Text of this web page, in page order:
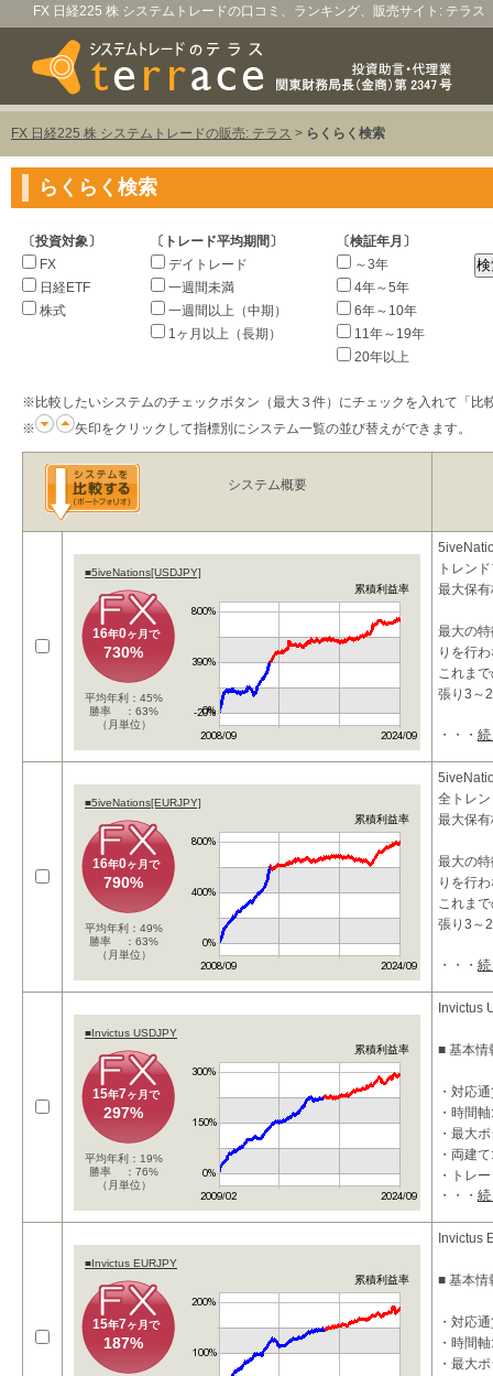
FX 日経225 株 システムトレードの口コミ、ランキング、販売サイト: テラス
FX 日経225 株 システムトレードの販売: テラス > らくらく検索
らくらく検索
〔投資対象〕
FX
日経ETF
株式
〔トレード平均期間〕
デイトレード
一週間未満
一週間以上（中期）
1ヶ月以上（長期）
〔検証年月〕
～3年
4年～5年
6年～10年
11年～19年
20年以上
※比較したいシステムのチェックボタン（最大３件）にチェックを入れて「比
※
矢印をクリックして指標別にシステム一覧の並び替えができます。
システム概要
■5iveNations[USDJPY]
累積利益率
16年0ヶ月で
730%
平均年利：45%
勝率 ：63%
（月単位）
トレン
最大保
最大の
りを行
これま
張り3～
・・・
■5iveNations[EURJPY]
累積利益率
16年0ヶ月で
790%
平均年利：49%
勝率 ：63%
（月単位）
全トレ
最大保
最大の
りを行
これま
張り3～
・・・
■Invictus USDJPY
累積利益率
15年7ヶ月で
297%
平均年利：19%
勝率 ：76%
（月単位）
Invictus
■ 基本情
・対応
・時間
・最大
・両建
・トレ
・利確
■ 特徴
・押し
・上位
・・・
■Invictus EURJPY
累積利益率
15年7ヶ月で
187%
Invictus
■ 基本情
・対応
・時間
・最大